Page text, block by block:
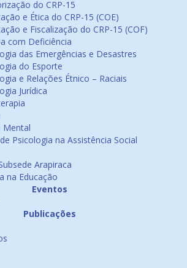
do CRP-15
e Ética do CRP-15 (COE)
e Fiscalização do CRP-15 (COF)
com Deficiência
das Emergências e Desastres
do Esporte
e Relações Étnico – Raciais
Jurídica
Mental
Psicologia na Assistência Social
Arapiraca
na Educação
Eventos
Publicações